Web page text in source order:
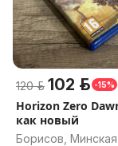
120 р. 102 р. -15%
Horizon Zero
как новый
Борисов,